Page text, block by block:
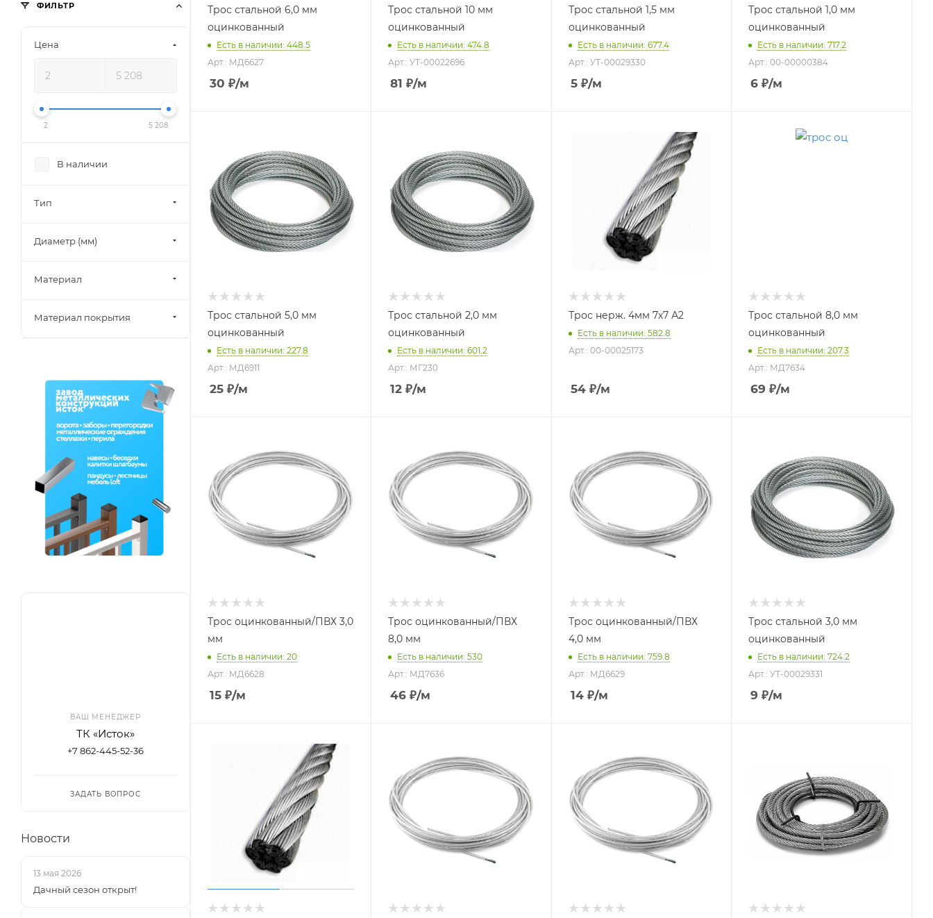
Трос стальной 6,0 мм
оцинкованный
Есть в наличии: 448.5
Арт.: МД6627
30 ₽/м
Трос стальной 10 мм
оцинкованный
Есть в наличии: 474.8
Арт.: УТ-00022696
81 ₽/м
Трос стальной 1,5 мм
оцинкованный
Есть в наличии: 677.4
Арт.: УТ-00029330
5₽/м
Трос стальной 1,0 мм
оцинкованный
Есть в наличии: 717.2
Арт.: 00-00000384
6 ₽/м
Трос стальной 5,0 мм
оцинкованный
Есть в наличии: 227.8
Арт.: МД6911
25 ₽/м
Трос стальной 2,0 мм
оцинкованный
Есть в наличии: 601.2
Арт.: МГ230
12₽/м
Трос нерж. 4мм 7х7 А2
Есть в наличии: 582.8
Арт.: 00-00025173
54₽/м
Трос стальной 8,0 мм
оцинкованный
Есть в наличии: 207.3
Арт.: МД7634
69 ₽/м
Трос оцинкованный/ПВХ 3,0
мм
Есть в наличии: 20
Арт.: МД6628
15 ₽/м
Трос оцинкованный/ПВХ
8,0 мм
Есть в наличии: 530
Арт.: МД7636
46₽/м
Трос оцинкованный/ПВХ
4,0 мм
Есть в наличии: 759.8
Арт.: МД6629
14₽/м
Трос стальной 3,0 мм
оцинкованный
Есть в наличии: 724.2
Арт.: УТ-00029331
9 ₽/м
ФИЛЬТР
Цена
2 5 208
В наличии
Тип
Диаметр (мм)
Материал
Материал покрытия
ВАШ МЕНЕДЖЕР
ТК «Исток»
+7 862-445-52-36
ЗАДАТЬ ВОПРОС
Новости
13 мая 2026
Дачный сезон открыт!